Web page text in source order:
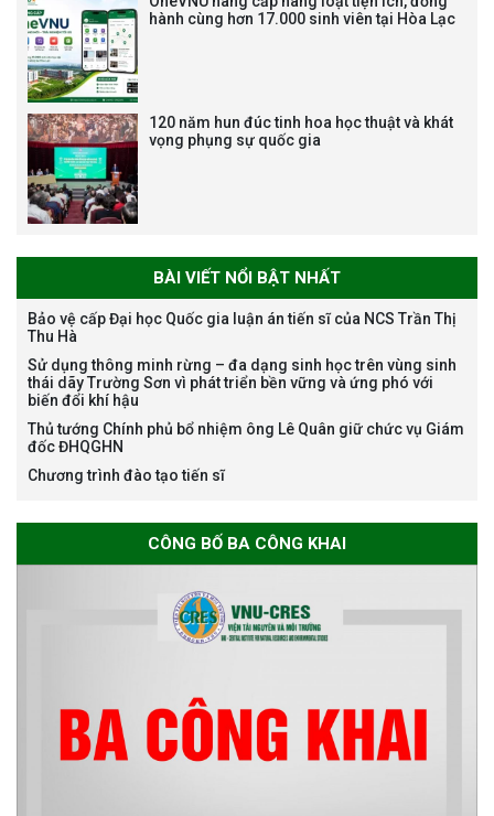
nghiệp chuyên môn dùng
Bảo vệ luận án tiến sĩ của NCS
Nguyễn Thế Thông
Thông báo chương trình học
bổng Nagao tại Việt Nam năm
ban chuyên môn đánh giá hồ
sơ chuyên môn cho các thí sinh
dự tuyển nghiên cứu sinh đợt 1
hành cùng hơn 17.000 sinh viên tại Hòa Lạc
120 năm hun đúc tinh hoa học thuật và khát
vọng phụng sự quốc gia
BÀI VIẾT NỔI BẬT NHẤT
Bảo vệ cấp Đại học Quốc gia luận án tiến sĩ của NCS Trần Thị
Thu Hà
Sử dụng thông minh rừng – đa dạng sinh học trên vùng sinh
thái dãy Trường Sơn vì phát triển bền vững và ứng phó với
biến đổi khí hậu
Thủ tướng Chính phủ bổ nhiệm ông Lê Quân giữ chức vụ Giám
đốc ĐHQGHN
Chương trình đào tạo tiến sĩ
CÔNG BỐ BA CÔNG KHAI